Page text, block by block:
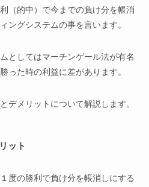
（的中）で今までの負け分を帳消
ングシステムの事を言います。
としてはマーチンゲール法が有名
った時の利益に差があります。
デメリットについて解説します。
ット
度の勝利で負け分を帳消しにする